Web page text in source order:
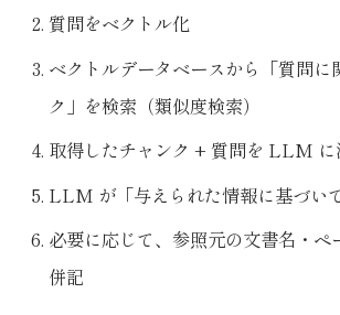
質問をベクトル化
ベクトルデータベースから「質問に
ク」を検索（類似度検索）
取得したチャンク + 質問を LLM に
LLM が「与えられた情報に基づい
必要に応じて、参照元の文書名・ペ
併記